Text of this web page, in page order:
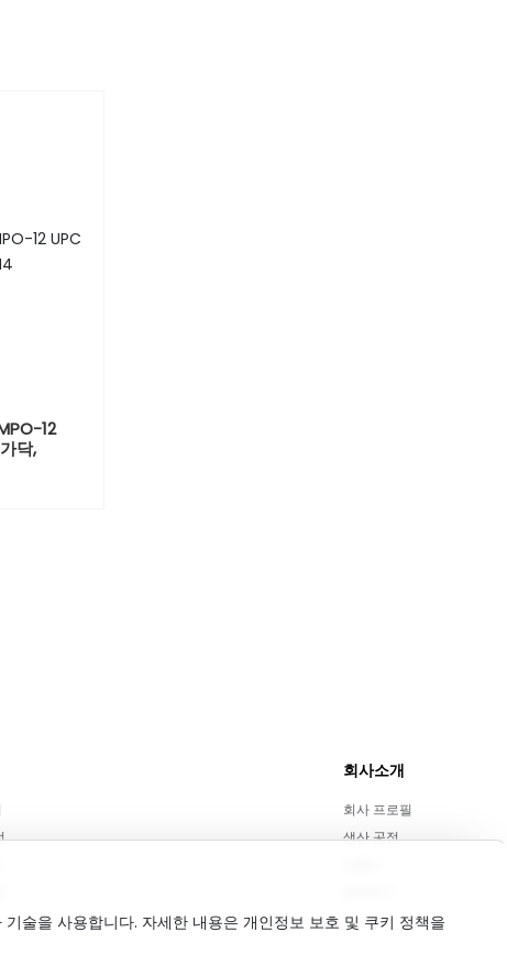
12
닥,
회사소개
회사 프로필
생산 공정
술을 사용합니다. 자세한 내용은 개인정보 보호 및 쿠키 정책을